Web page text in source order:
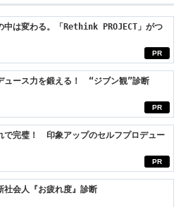
PR
中は変わる。「Rethink PROJECT」がつ
PR
ュース力を鍛える！ “ジブン観”診断
PR
で完璧！ 印象アップのセルフプロデュー
社会人『お疲れ度』診断